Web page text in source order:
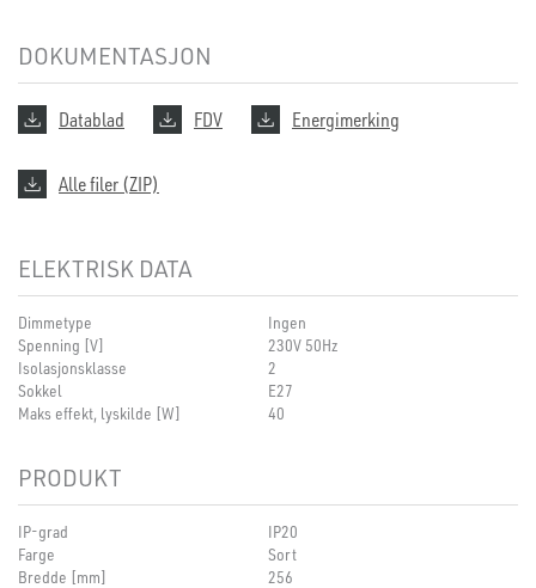
DOKUMENTASJON
Datablad FDV Energimerking
Alle filer (ZIP)
ELEKTRISK DATA
Dimmetype
Ingen
Spenning [V]
230V 50Hz
Isolasjonsklasse
2
Sokkel
E27
Maks effekt, lyskilde [W]
40
PRODUKT
IP-grad
IP20
Farge
Sort
Bredde [mm]
256